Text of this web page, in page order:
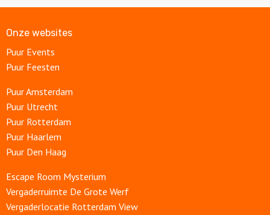
Onze websites
Puur Events
Puur Feesten
Puur Amsterdam
Puur Utrecht
Puur Rotterdam
Puur Haarlem
Puur Den Haag
Escape Room Mysterium
Vergaderruimte De Grote Werf
Vergaderlocatie Rotterdam View